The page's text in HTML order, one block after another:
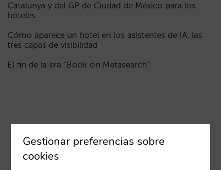
Catalunya y del GP de Ciudad de México para los
hoteles
Cómo aparece un hotel en los asistentes de IA: las
tres capas de visibilidad
El fin de la era “Book on Metasearch”
Gestionar preferencias sobre
cookies